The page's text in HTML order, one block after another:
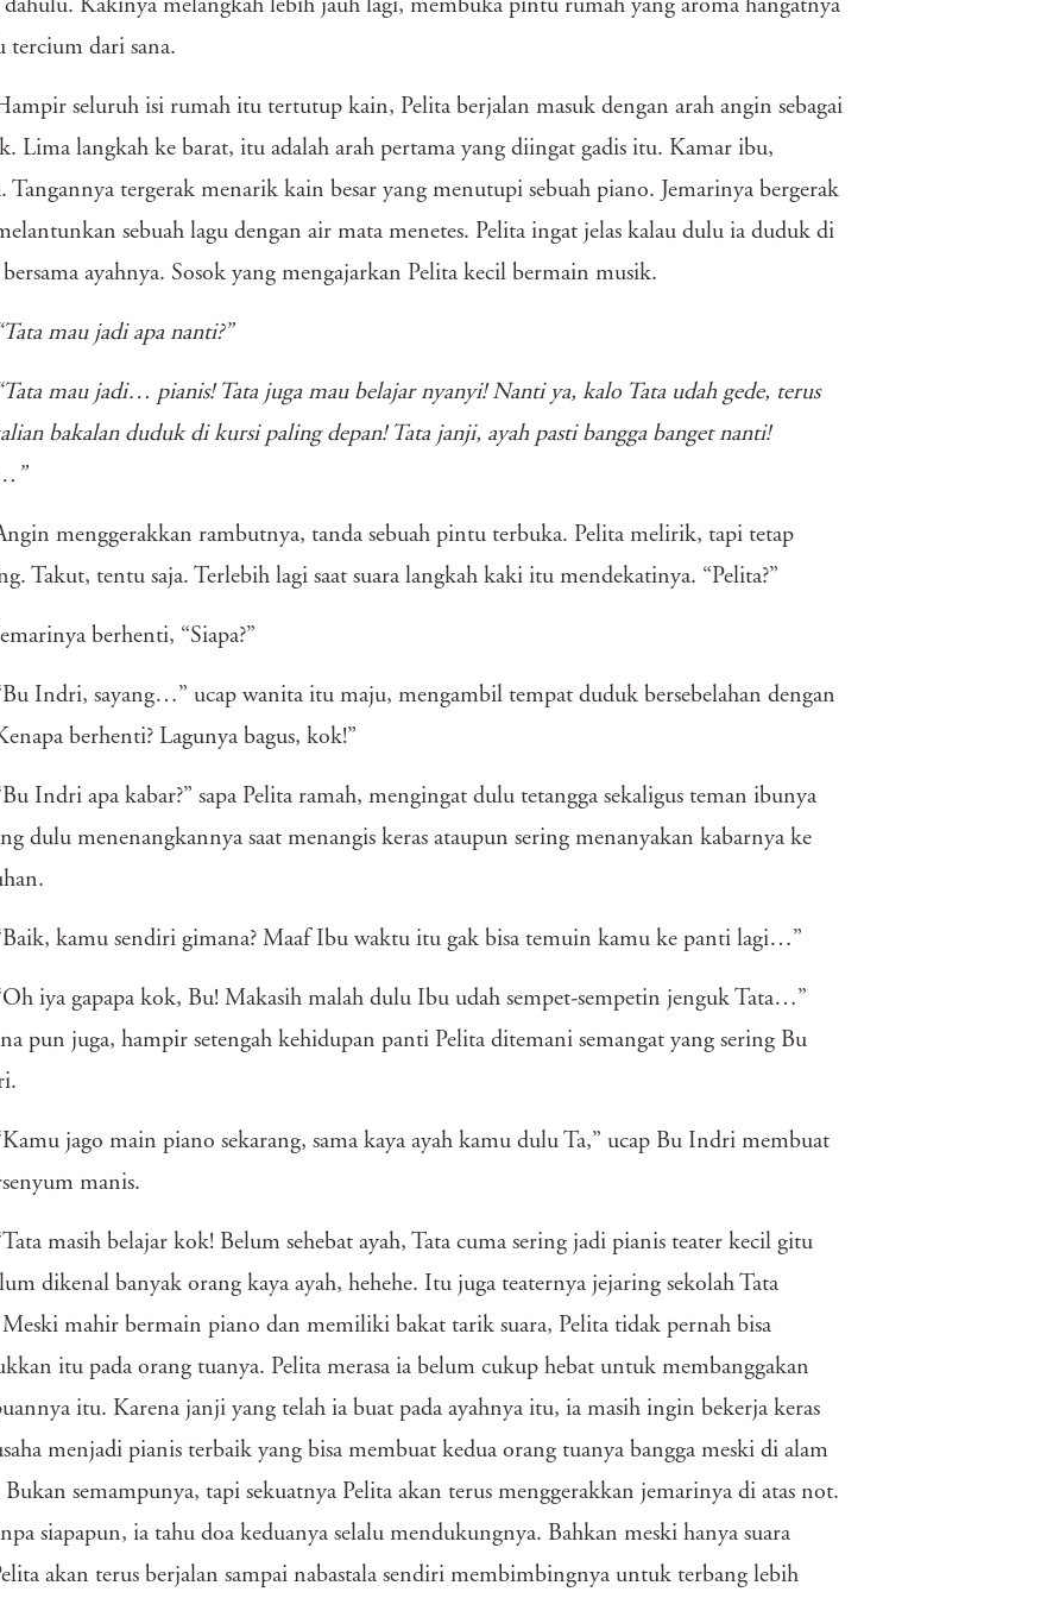
dahulu. Kakinya melangkah lebih jauh lagi, membuka pintu rumah yang aroma hangatnya
tercium dari sana.
seluruh isi rumah itu tertutup kain, Pelita berjalan masuk dengan arah angin sebagai
Lima langkah ke barat, itu adalah arah pertama yang diingat gadis itu. Kamar ibu,
Tangannya tergerak menarik kain besar yang menutupi sebuah piano. Jemarinya bergerak
sebuah lagu dengan air mata menetes. Pelita ingat jelas kalau dulu ia duduk di
ayahnya. Sosok yang mengajarkan Pelita kecil bermain musik.
mau jadi apa nanti?”
mau jadi… pianis! Tata juga mau belajar nyanyi! Nanti ya, kalo Tata udah gede, terus
bakalan duduk di kursi paling depan! Tata janji, ayah pasti bangga banget nanti!
menggerakkan rambutnya, tanda sebuah pintu terbuka. Pelita melirik, tapi tetap
Takut, tentu saja. Terlebih lagi saat suara langkah kaki itu mendekatinya. “Pelita?”
berhenti, “Siapa?”
Indri, sayang…” ucap wanita itu maju, mengambil tempat duduk bersebelahan dengan
berhenti? Lagunya bagus, kok!”
Indri apa kabar?” sapa Pelita ramah, mengingat dulu tetangga sekaligus teman ibunya
dulu menenangkannya saat menangis keras ataupun sering menanyakan kabarnya ke
kamu sendiri gimana? Maaf Ibu waktu itu gak bisa temuin kamu ke panti lagi…”
iya gapapa kok, Bu! Makasih malah dulu Ibu udah sempet-sempetin jenguk Tata…”
pun juga, hampir setengah kehidupan panti Pelita ditemani semangat yang sering Bu
jago main piano sekarang, sama kaya ayah kamu dulu Ta,” ucap Bu Indri membuat
manis.
masih belajar kok! Belum sehebat ayah, Tata cuma sering jadi pianis teater kecil gitu
dikenal banyak orang kaya ayah, hehehe. Itu juga teaternya jejaring sekolah Tata
mahir bermain piano dan memiliki bakat tarik suara, Pelita tidak pernah bisa
itu pada orang tuanya. Pelita merasa ia belum cukup hebat untuk membanggakan
itu. Karena janji yang telah ia buat pada ayahnya itu, ia masih ingin bekerja keras
menjadi pianis terbaik yang bisa membuat kedua orang tuanya bangga meski di alam
Bukan semampunya, tapi sekuatnya Pelita akan terus menggerakkan jemarinya di atas not.
siapapun, ia tahu doa keduanya selalu mendukungnya. Bahkan meski hanya suara
akan terus berjalan sampai nabastala sendiri membimbingnya untuk terbang lebih